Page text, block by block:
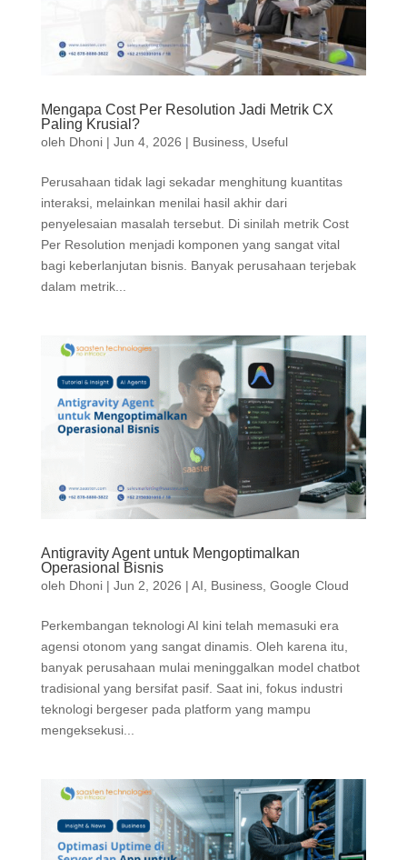
Mengapa Cost Per Resolution Jadi Metrik CX
Paling Krusial?
oleh Dhoni| Jun 4, 2026 | Business, Useful
Perusahaan tidak lagi sekadar menghitung kuantitas
interaksi, melainkan menilai hasil akhir dari
penyelesaian masalah tersebut. Di sinilah metrik Cost
Per Resolution menjadi komponen yang sangat vital
bagi keberlanjutan bisnis. Banyak perusahaan terjebak
dalam metrik...
Antigravity Agent untuk Mengoptimalkan
Operasional Bisnis
oleh Dhoni| Jun 2, 2026 | AI Business, Google Cloud
Perkembangan teknologi AI kini telah memasuki era
agensi otonom yang sangat dinamis. Oleh karena itu,
banyak perusahaan mulai meninggalkan model chatbot
tradisional yang bersifat pasif. Saat ini, fokus industri
teknologi bergeser pada platform yang mampu
mengeksekusi...